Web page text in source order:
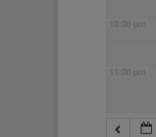
10:00 pm
11:00 pm